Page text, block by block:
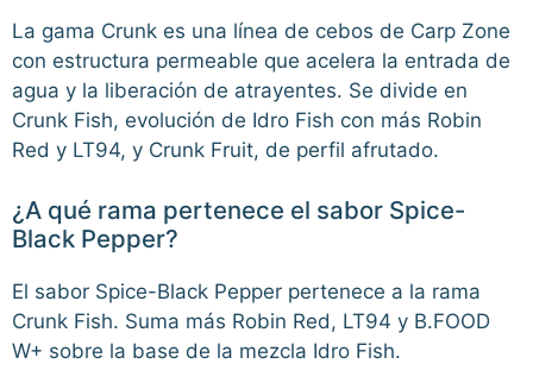
La gama Crunk es una línea de cebos de Carp Zone
con estructura permeable que acelera la entrada de
agua y la liberación de atrayentes. Se divide en
Crunk Fish, evolución de Idro Fish con más Robin
Red y LT94, y Crunk Fruit, de perfil afrutado.
¿A qué rama pertenece el sabor Spice-
Black Pepper?
El sabor Spice-Black Pepper pertenece a la rama
Crunk Fish. Suma más Robin Red, LT94 y B.FOOD
W+ sobre la base de la mezcla Idro Fish.